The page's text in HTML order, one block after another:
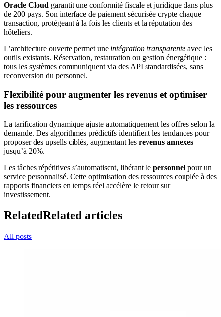
Oracle Cloud garantit une conformité fiscale et juridique dans plus
de 200 pays. Son interface de paiement sécurisée crypte chaque
transaction, protégeant à la fois les clients et la réputation des
hôteliers.
L’architecture ouverte permet une intégration transparente avec les
outils existants. Réservation, restauration ou gestion énergétique :
tous les systèmes communiquent via des API standardisées, sans
reconversion du personnel.
Flexibilité pour augmenter les revenus et optimiser
les ressources
La tarification dynamique ajuste automatiquement les offres selon la
demande. Des algorithmes prédictifs identifient les tendances pour
proposer des upsells ciblés, augmentant les revenus annexes
jusqu’à 20%.
Les tâches répétitives s’automatisent, libérant le personnel pour un
service personnalisé. Cette optimisation des ressources couplée à des
rapports financiers en temps réel accélère le retour sur
investissement.
RelatedRelated articles
All posts